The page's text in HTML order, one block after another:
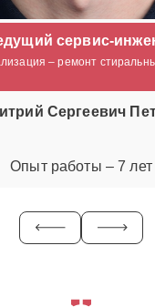
сервис-
– ремонт
Сергеевич
Опыт работы – 7 лет